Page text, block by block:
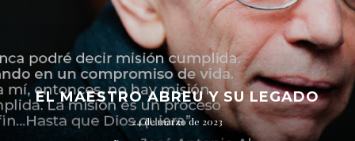
EL MAESTRO ABREU Y SU LEGADO
24 de marzo de 2023